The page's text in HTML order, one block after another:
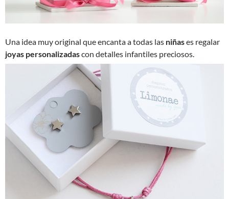
Una idea muy original que encanta a todas las niñases regalar
joyas personalizadascon detalles infantiles preciosos.